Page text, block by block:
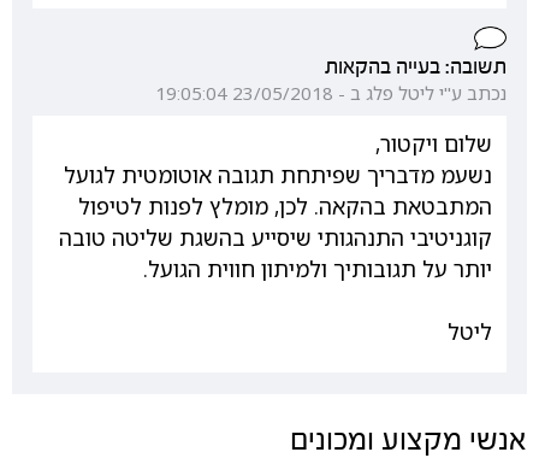
תשובה: בעייה בהקאות
נכתב ע"י ליטל פלג ב - 23/05/2018 19:05:04
שלום ויקטור,
נשעמ מדבריך שפיתחת תגובה אוטומטית לגועל
המתבטאת בהקאה. לכן, מומלץ לפנות לטיפול
קוגניטיבי התנהגותי שיסייע בהשגת שליטה טובה
יותר על תגובותיך ולמיתון חווית הגועל.
ליטל
אנשי מקצוע ומכונים